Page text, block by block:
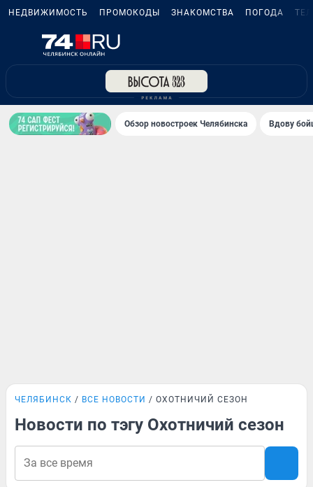
НЕДВИЖИМОСТЬ ПРОМОКОДЫ ЗНАКОМСТВА ПОГОДА
Обзор новостроек Челябинска Вдову
ЧЕЛЯБИНСК ВСЕ НОВОСТИ ОХОТНИЧИЙ СЕЗОН
Новости по тэгу Охотничий сезон